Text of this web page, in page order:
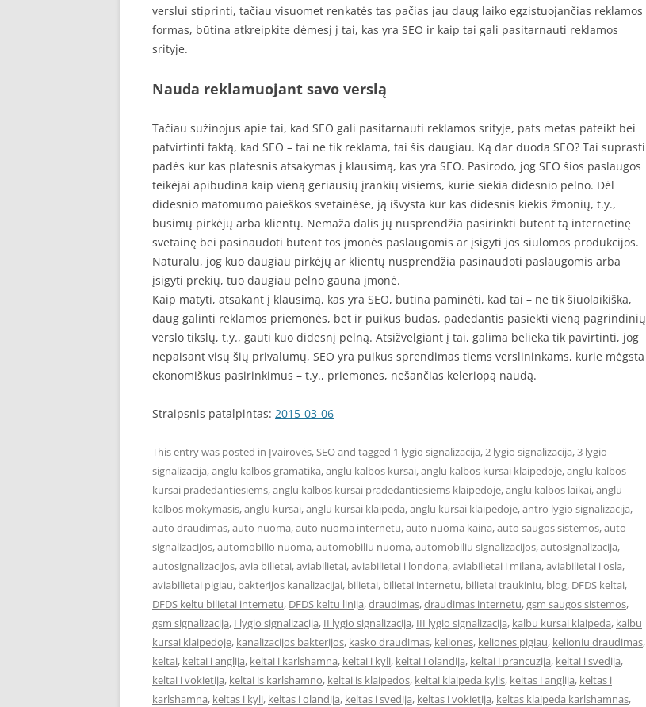
verslui stiprinti, tačiau visuomet renkatės tas pačias jau daug laiko egzistuojančias reklamos
formas, būtina atkreipkite dėmesį į tai, kas yra SEO ir kaip tai gali pasitarnauti reklamos
srityje.
Nauda reklamuojant savo verslą
Tačiau sužinojus apie tai, kad SEO gali pasitarnauti reklamos srityje, pats metas pateikt bei
patvirtinti faktą, kad SEO – tai ne tik reklama, tai šis daugiau. Ką dar duoda SEO? Tai suprasti
padės kur kas platesnis atsakymas į klausimą, kas yra SEO. Pasirodo, jog SEO šios paslaugos
teikėjai apibūdina kaip vieną geriausių įrankių visiems, kurie siekia didesnio pelno. Dėl
didesnio matomumo paieškos svetainėse, ją išvysta kur kas didesnis kiekis žmonių, t.y.,
būsimų pirkėjų arba klientų. Nemaža dalis jų nusprendžia pasirinkti būtent tą internetinę
svetainę bei pasinaudoti būtent tos įmonės paslaugomis ar įsigyti jos siūlomos produkcijos.
Natūralu, jog kuo daugiau pirkėjų ar klientų nusprendžia pasinaudoti paslaugomis arba
įsigyti prekių, tuo daugiau pelno gauna įmonė.
Kaip matyti, atsakant į klausimą, kas yra SEO, būtina paminėti, kad tai – ne tik šiuolaikiška,
daug galinti reklamos priemonės, bet ir puikus būdas, padedantis pasiekti vieną pagrindinių
verslo tikslų, t.y., gauti kuo didesnį pelną. Atsižvelgiant į tai, galima belieka tik pavirtinti, jog
nepaisant visų šių privalumų, SEO yra puikus sprendimas tiems verslininkams, kurie mėgsta
ekonomiškus pasirinkimus – t.y., priemones, nešančias keleriopą naudą.
Straipsnis patalpintas: 2015-03-06
This entry was posted in Įvairovės,SEOand tagged 1 lygio signalizacija,2 lygio signalizacija,3 lygio
signalizacija,anglu kalbos gramatika,anglu kalbos kursai,anglu kalbos kursai klaipedoje,anglu kalbos
kursai pradedantiesiems,anglu kalbos kursai pradedantiesiems klaipedoje,anglu kalbos laikai,anglu
kalbos mokymasis,anglu kursai,anglu kursai klaipeda,anglu kursai klaipedoje,antro lygio signalizacija,
auto draudimas,auto nuoma,auto nuoma internetu,auto nuoma kaina,auto saugos sistemos,auto
signalizacijos,automobilio nuoma,automobiliu nuoma,automobiliu signalizacijos,autosignalizacija,
autosignalizacijos,avia bilietai,aviabilietai,aviabilietai i londona,aviabilietai i milana,aviabilietai i osla,
aviabilietai pigiau, bakterijos kanalizacijai, bilietai, bilietai internetu, bilietai traukiniu, blog, DFDS keltai,
DFDS keltu bilietai internetu, DFDS keltu linija,draudimas,draudimas internetu,gsm saugos sistemos,
gsm signalizacija, I lygio signalizacija, II lygio signalizacija, III lygio signalizacija, kalbu kursai klaipeda, kalbu
kursai klaipedoje, kanalizacijos bakterijos, kasko draudimas, keliones, keliones pigiau, kelioniu draudimas,
keltai, keltai i anglija, keltai i karlshamna, keltai i kyli, keltai i olandija, keltai i prancuzija, keltai i svedija,
keltai i vokietija, keltai is karlshamno, keltai is klaipedos, keltai klaipeda kylis, keltas i anglija, keltas i
karlshamna, keltas i kyli, keltas i olandija, keltas i svedija, keltas i vokietija, keltas klaipeda karlshamnas,